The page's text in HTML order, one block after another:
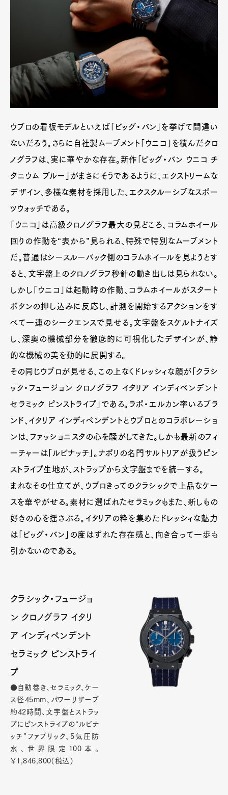
ウブロの看板モデルといえば「ビッグ・バン」を挙げて間違い
ないだろう。さらに自社製ムーブメント「ウニコ」を積んだクロ
ノグラフは、実に華やかな存在。新作「ビッグ・バン ウニコ チ
タニウム ブルー」がまさにそうであるように、エクストリームな
デザイン、多様な素材を採用した、エクスクルーシブなスポー
ツウォッチである。
「ウニコ」は高級クロノグラフ最大の見どころ、コラムホイール
回りの作動を“表から”見られる、特殊で特別なムーブメント
だ。普通はシースルーバック側のコラムホイールを見ようとす
ると、文字盤上のクロノグラフ秒針の動き出しは見られない。
しかし「ウニコ」は起動時の作動、コラムホイールがスタート
ボタンの押し込みに反応し、計測を開始するアクションをす
べて一連のシークエンスで見せる。文字盤をスケルトナイズ
し、深奥の機械部分を徹底的に可視化したデザインが、静
的な機械の美を動的に展開する。
その同じウブロが見せる、この上なくドレッシィな顔が「クラシ
ック・フュージョン クロノグラフ イタリア インディペンデント
セラミック ピンストライプ」である。ラポ・エルカン率いるブラ
ンド、イタリア インディペンデントとウブロとのコラボレーショ
ンは、ファッショニスタの心を騒がしてきた。しかも最新のフィ
ーチャーは「ルビナッチ」。ナポリの名門サルトリアが扱うピン
ストライプ生地が、ストラップから文字盤までを統一する。
まれなその仕立てが、ウブロきってのクラシックで上品なケー
スを華やがせる。素材に選ばれたセラミックもまた、新しもの
好きの心を揺さぶる。イタリアの粋を集めたドレッシィな魅力
は「ビッグ・バン」の度はずれた存在感と、向き合って一歩も
引かないのである。
クラシック・フュージョ
ン クロノグラフ イタリ
ア インディペンデント
セラミック ピンストライ
プ
●自動巻き、セラミック、ケー
ス径45mm、パワーリザーブ
約42時間、文字盤とストラッ
プにピンストライプの“ルビナ
ッチ”ファブリック、5気圧防
水、世界限定100本。
￥1,846,800（税込）